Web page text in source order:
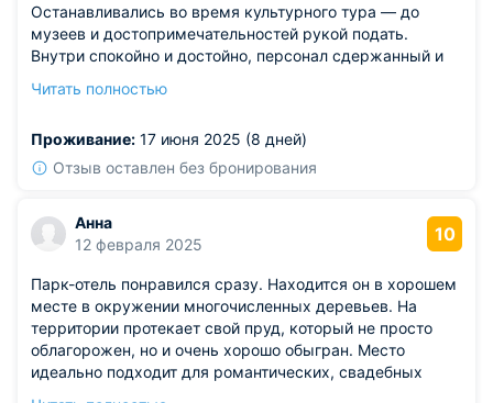
Останавливались во время культурного тура — до
музеев и достопримечательностей рукой подать.
Внутри спокойно и достойно, персонал сдержанный и
можно почувствовать себя в гостях у родственников.
администратора. По вечерам приятно прогуляться по
окрестностям — район тихий. Отлично подойдёт для
тускловато — приходится идти на ощупь.
Читать полностью
Проживание: 17 июня 2025 (8 дней)
Отзыв оставлен без бронирования
Анна
12 февраля 2025
10
Парк-отель понравился сразу. Находится он в хорошем
месте в окружении многочисленных деревьев. На
территории протекает свой пруд, который не просто
облагорожен, но и очень хорошо обыгран. Место
идеально подходит для романтических, свадебных